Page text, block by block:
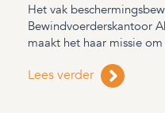
Het vak
Bewindvoerderskantoor
maakt het haar missie
Lees verder